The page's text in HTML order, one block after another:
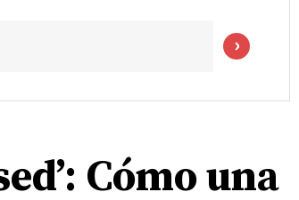
Cómo una